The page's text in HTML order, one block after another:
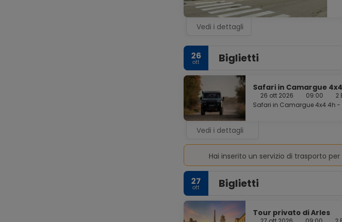
Vedi i dettagli
26
ott Biglietti
Safari in Camargue
26 ott 2026 09:00 2
Safari in Camargue 4x4 4h -
Vedi i dettagli
Hai inserito un servizio di trasporto
27
ott Biglietti
Tour privato di Arles